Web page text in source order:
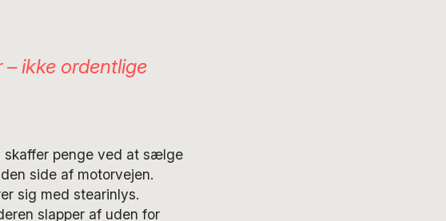
ikke ordentlige
skaffer penge ved at sælge
side af motorvejen.
sig med stearinlys.
slapper af uden for